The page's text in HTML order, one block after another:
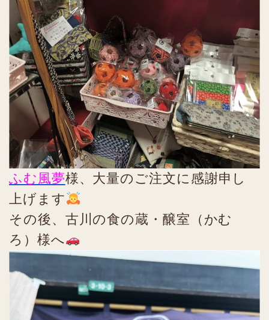
ふむ風夢様、大量のご注文に感謝申し
上げます
その後、古川の食の蔵・醸室（かむ
ろ）様へ